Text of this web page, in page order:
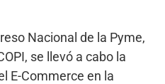
Nacional de la Pyme,
se llevó a cabo la
E-Commerce en la